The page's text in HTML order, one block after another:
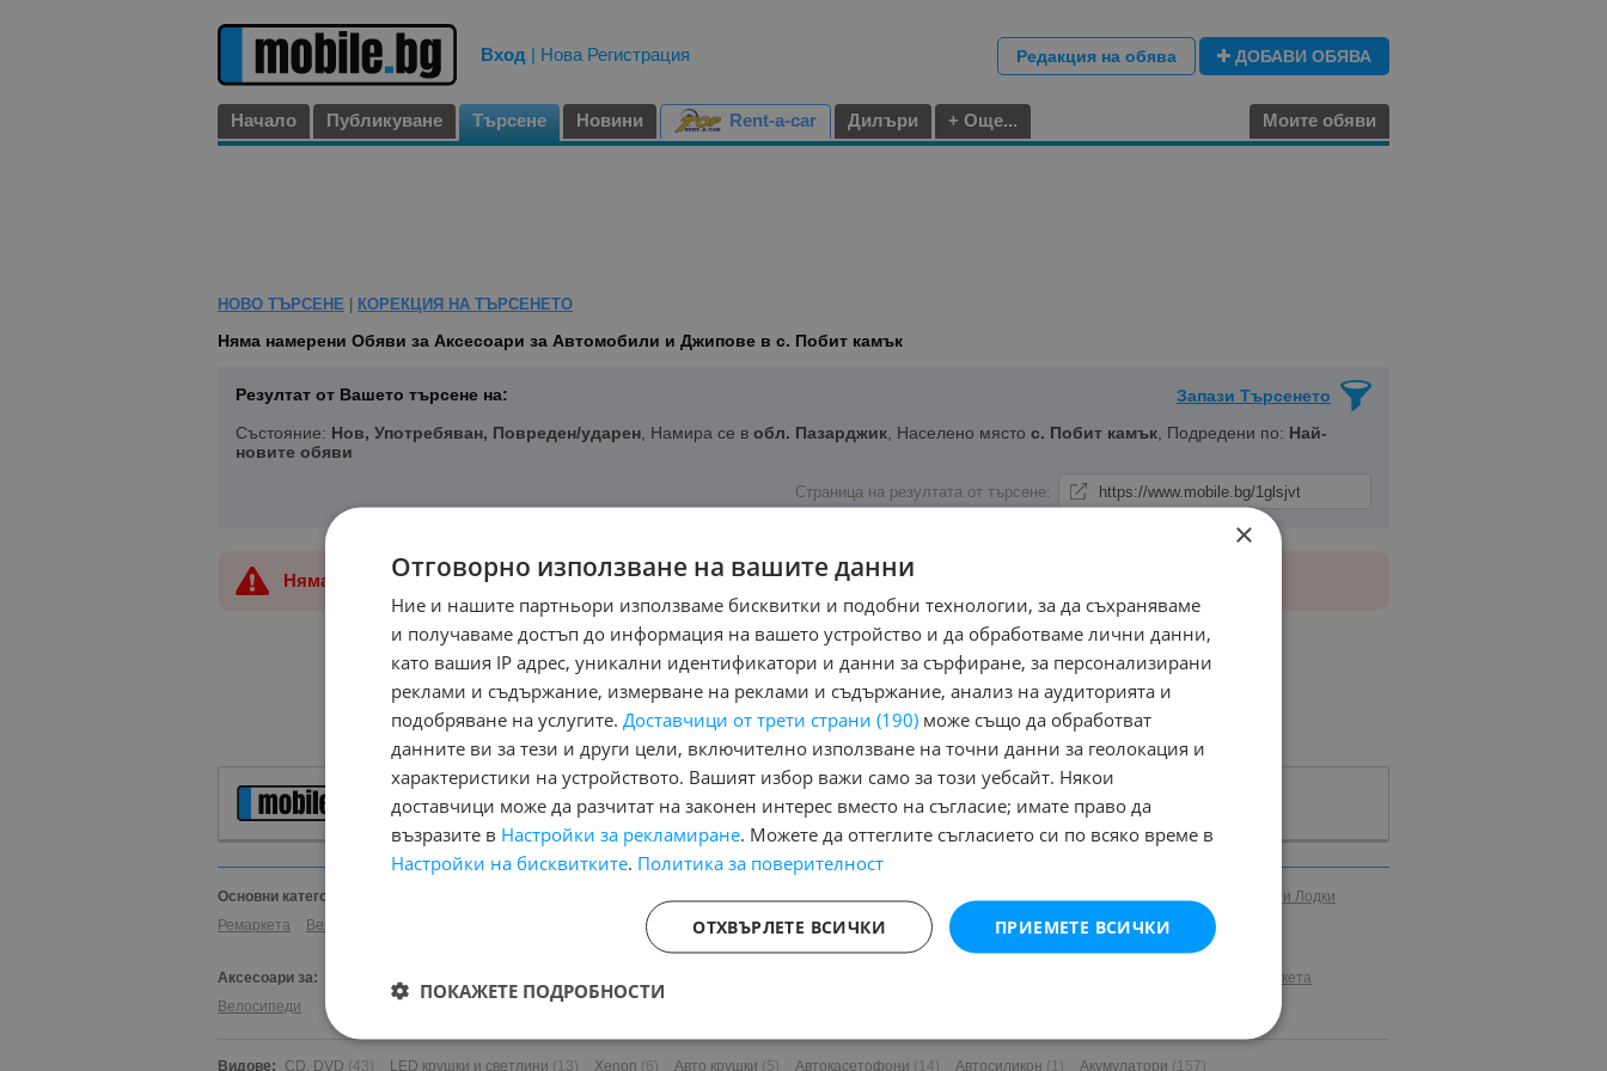
Вход | Нова Регистрация Редакция на обява ДОБАВИ ОБЯВА
Начало Публикуване Търсене Новини Rent-a-car Дилъри + Още... Моите обяви
НОВО ТЪРСЕНЕ КОРЕКЦИЯ НА ТЪРСЕНЕТО
Няма намерени Обяви за Аксесоари за Автомобили и Джипове в с. Побит камък
Резултат от Вашето търсене на:
Запази Търсенето
Състояние: Нов, Употребяван, Повреден/ударен, Намира се в обл. Пазарджик, Населено място с. Побит камък, Подредени по: Най-
новите обяви
Страница на резултата от търсене:
Няма намерени обяви!
Аксесоари за Автомобили и Джипове
Основни категории в mobile.bg: Бусове Камиони Мотоциклети Селскостопански Индустриални Кари Каравани
Яхти и Лодки
Ремаркета
Велосипеди Гуми и джанти Купува Услуги
Аксесоари за: Автомобили и Джипове
Ремаркета
Велосипеди
Видове: CD, DVD (43) LED крушки и светлини (13) Xenon (6) Авто крушки (5) Автокасетофони (14) Автосиликон (1) Акумулатори (157)
×
Отговорно използване на вашите данни
Ние и нашите партньори използваме бисквитки и подобни технологии, за да съхраняваме
и получаваме достъп до информация на вашето устройство и да обработваме лични данни,
като вашия IP адрес, уникални идентификатори и данни за сърфиране, за персонализирани
реклами и съдържание, измерване на реклами и съдържание, анализ на аудиторията и
подобряване на услугите. Доставчици от трети страни (190) може също да обработват
данните ви за тези и други цели, включително използване на точни данни за геолокация и
характеристики на устройството. Вашият избор важи само за този уебсайт. Някои
доставчици може да разчитат на законен интерес вместо на съгласие; имате право да
възразите в Настройки за рекламиране. Можете да оттеглите съгласието си по всяко време в
Настройки на бисквитките. Политика за поверителност
ПРИЕМЕТЕ ВСИЧКИ
ОТХВЪРЛЕТЕ ВСИЧКИ
ПОКАЖЕТЕ ПОДРОБНОСТИ